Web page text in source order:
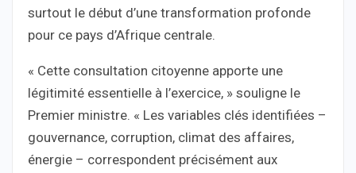
surtout le début d’une transformation profonde
pour ce pays d’Afrique centrale.
« Cette consultation citoyenne apporte une
légitimité essentielle à l’exercice, » souligne le
Premier ministre. « Les variables clés identifiées –
gouvernance, corruption, climat des affaires,
énergie – correspondent précisément aux